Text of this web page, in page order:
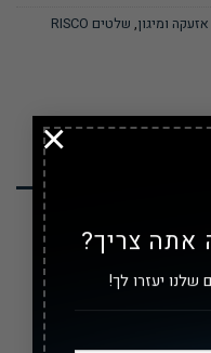
אתה צריך?
שלנו יעזרו לך!
×
ומיגון, שלטים RISCO